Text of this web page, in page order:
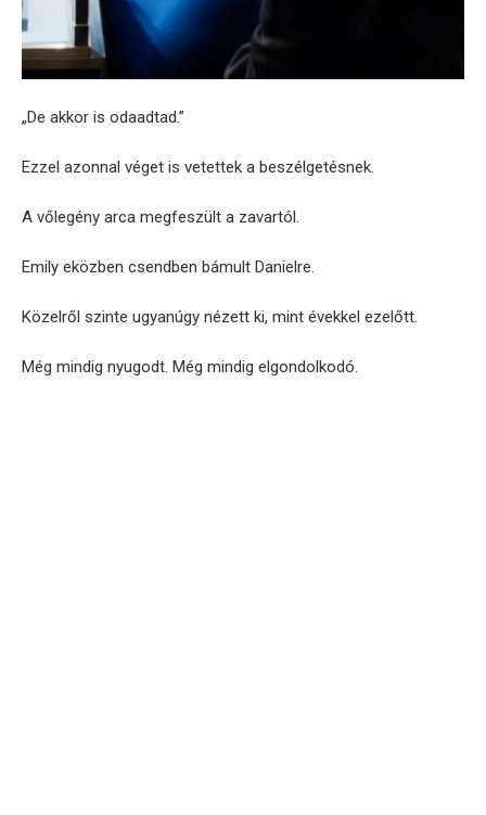
„De akkor is odaadtad.”
Ezzel azonnal véget is vetettek a beszélgetésnek.
A vőlegény arca megfeszült a zavartól.
Emily eközben csendben bámult Danielre.
Közelről szinte ugyanúgy nézett ki, mint évekkel ezelőtt.
Még mindig nyugodt. Még mindig elgondolkodó.